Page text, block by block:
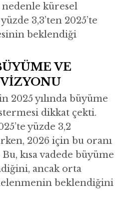
nedenle küresel
3,3’ten 2025’te
beklendiği
VE
2025 yılında büyüme
dikkat çekti.
yüzde 3,2
2026 için bu oranı
kısa vadede büyüme
ancak orta
beklendiğini